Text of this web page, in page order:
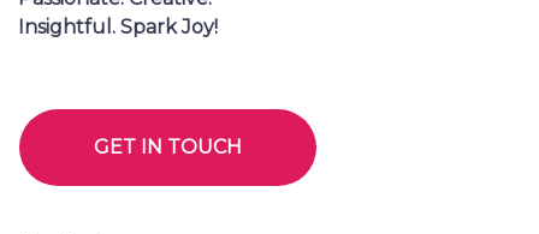
Insightful. Spark Joy!
GET IN TOUCH